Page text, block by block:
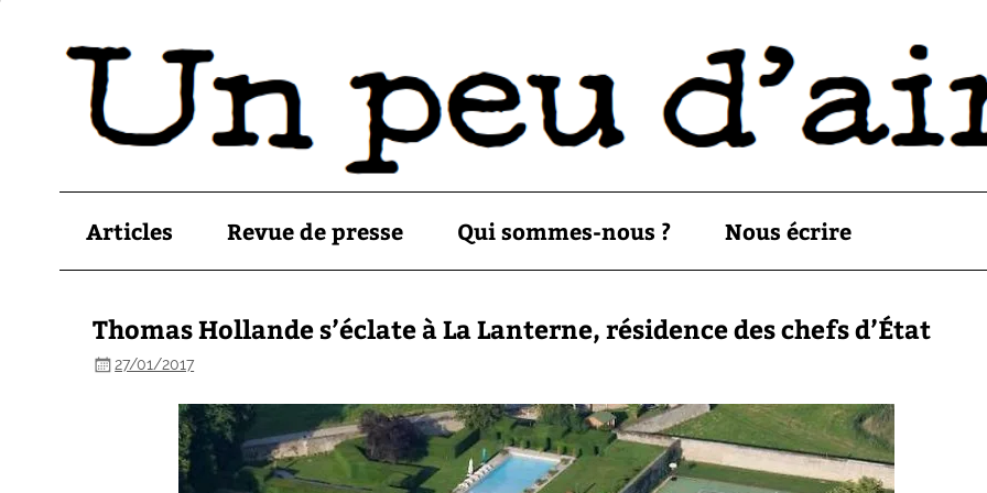
Articles Revue de presse Qui sommes-nous ? Nous écrire
Thomas Hollande s’éclate à La Lanterne, résidence des chefs d’État
27/01/2017